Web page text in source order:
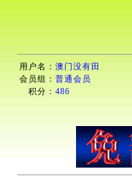
用户名： 澳门没有田
会员组： 普通会员
积分： 486